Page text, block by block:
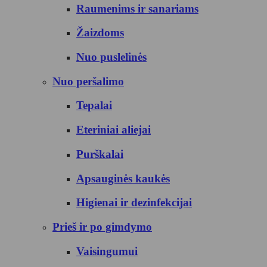
Raumenims ir sanariams
Žaizdoms
Nuo puslelinės
Nuo peršalimo
Tepalai
Eteriniai aliejai
Purškalai
Apsauginės kaukės
Higienai ir dezinfekcijai
Prieš ir po gimdymo
Vaisingumui